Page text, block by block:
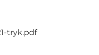
tryk.pdf